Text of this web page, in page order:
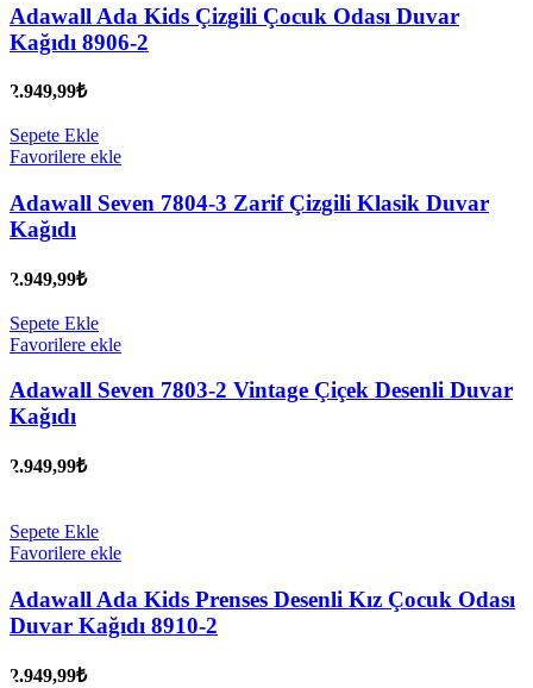
Adawall Ada Kids Çizgili Çocuk Odası Duvar
Kağıdı 8906-2
2.949,99₺
Sepete Ekle
Favorilere ekle
Adawall Seven 7804-3 Zarif Çizgili Klasik Duvar
Kağıdı
2.949,99₺
Sepete Ekle
Favorilere ekle
Adawall Seven 7803-2 Vintage Çiçek Desenli Duvar
Kağıdı
2.949,99₺
Sepete Ekle
Favorilere ekle
Adawall Ada Kids Prenses Desenli Kız Çocuk Odası
Duvar Kağıdı 8910-2
2.949,99₺